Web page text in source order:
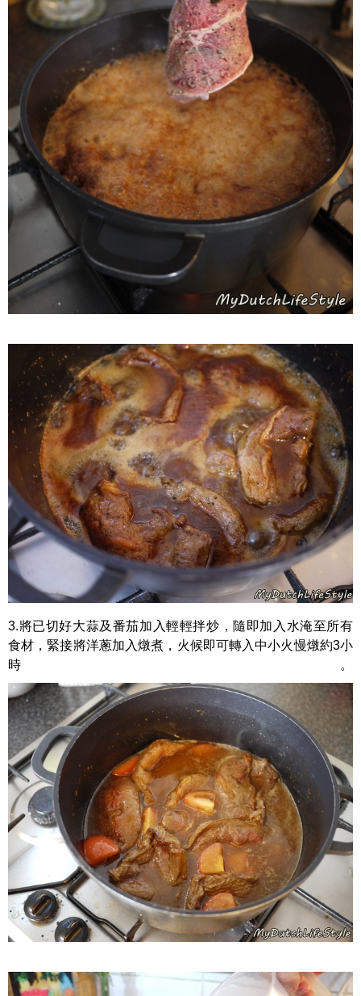
3.將已切好大蒜及番茄加入輕輕拌炒，隨即加入水淹至所有
食材，緊接將洋蔥加入燉煮，火候即可轉入中小火慢燉約3小
時。